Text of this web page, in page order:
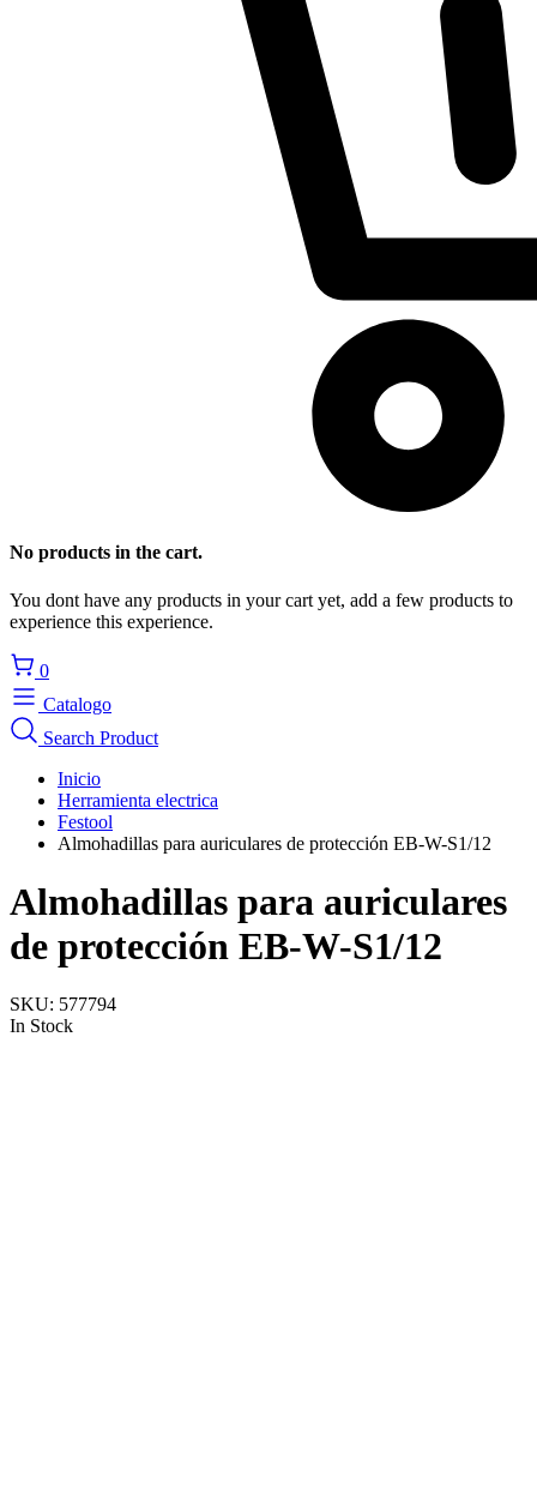
No products in the cart.
You dont have any products in your cart yet, add a few products to
experience this experience.
0
Catalogo
Search Product
Inicio
Herramienta electrica
Festool
Almohadillas para auriculares de protección EB-W-S1/12
Almohadillas para auriculares
de protección EB-W-S1/12
SKU: 577794
In Stock